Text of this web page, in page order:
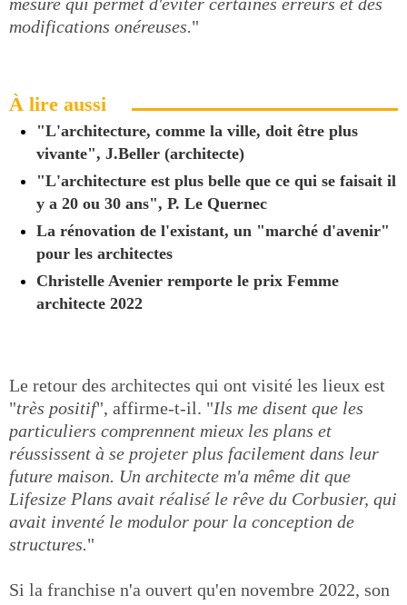
modifications onéreuses."
À lire aussi
"L'architecture, comme la ville, doit être plus
vivante", J.Beller (architecte)
"L'architecture est plus belle que ce qui se faisait il
y a 20 ou 30 ans", P. Le Quernec
La rénovation de l'existant, un "marché d'avenir"
pour les architectes
Christelle Avenier remporte le prix Femme
architecte 2022
Le retour des architectes qui ont visité les lieux est
"très positif", affirme-t-il. "Ils me disent que les
particuliers comprennent mieux les plans et
réussissent à se projeter plus facilement dans leur
future maison. Un architecte m'a même dit que
Lifesize Plans avait réalisé le rêve du Corbusier, qui
avait inventé le modulor pour la conception de
structures."
Si la franchise n'a ouvert qu'en novembre 2022, son